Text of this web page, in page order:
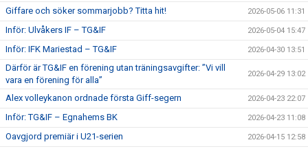
Giffare och söker sommarjobb? Titta hit! 2026-05-06 11:31
Inför: Ulvåkers IF – TG&IF 2026-05-04 15:47
Inför: IFK Mariestad – TG&IF 2026-04-30 13:51
Därför är TG&IF en förening utan träningsavgifter: ”Vi vill
vara en förening för alla”
2026-04-29 13:02
Alex volleykanon ordnade första Giff-segern 2026-04-23 22:07
Inför: TG&IF – Egnahems BK 2026-04-23 11:08
Oavgjord premiär i U21-serien 2026-04-15 12:58